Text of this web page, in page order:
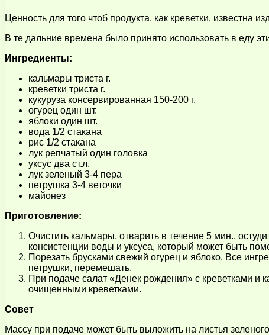
Ценность для того чтоб продукта, как креветки,
В те дальние времена было принято использовать в еду
Ингредиенты:
кальмары триста г.
креветки триста г.
кукуруза консервированная 150-200 г.
огурец один шт.
яблоки один шт.
вода 1/2 стакана
рис 1/2 стакана
лук репчатый один головка
уксус два ст.л.
лук зеленый 3-4 пера
петрушка 3-4 веточки
майонез
Приготовление:
Очистить кальмары, отварить в течение 5 мин.,
консистенции воды и уксуса, который может быть
Порезать брусками свежий огурец и яблоко. Все
петрушки, перемешать.
При подаче салат «Денек рождения» с креветками и
очищенными креветками.
Совет
Массу при подаче может быть выложить на листья